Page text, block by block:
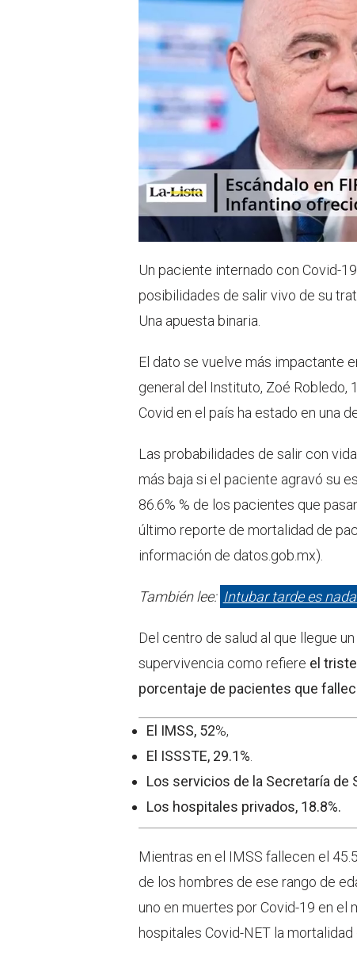
p
Un paciente internado con Covid-
posibilidades de salir vivo de su
Una apuesta binaria.
El dato se vuelve más impactante
general del Instituto, Zoé Robledo,
Covid en el país ha estado en una
Las probabilidades de salir con
más baja si el paciente agravó su
86.6% % de los pacientes que
último reporte de mortalidad de
información de datos.gob.mx).
También lee: Intubar tarde es
Del centro de salud al que llegue
supervivencia como refiere el
porcentaje de pacientes que
El IMSS, 52%,
El ISSSTE, 29.1%
Los servicios de la Secretaría de
Los hospitales privados, 18.8%.
Mientras en el IMSS fallecen el
de los hombres de ese rango de
uno en muertes por Covid-19 en el
hospitales Covid-NET la